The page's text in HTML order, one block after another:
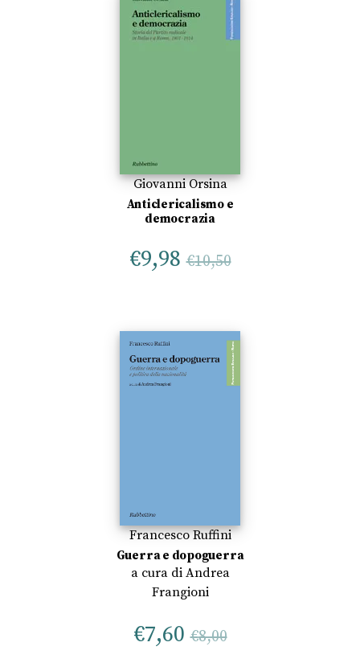
Giovanni Orsina
Anticlericalismo e
democrazia
€9,98 €10,50
Francesco Ruffini
Guerra e dopoguerra
a cura di Andrea
Frangioni
€7,60 €8,00